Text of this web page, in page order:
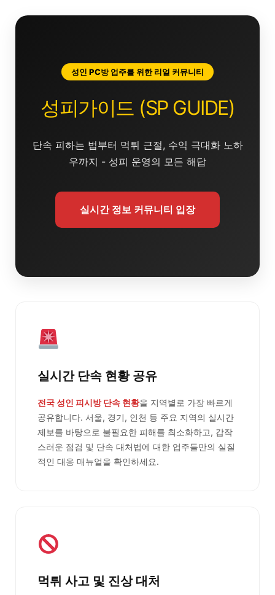
성인 PC방 업주를 위한 리얼 커뮤니티
성피가이드 (SP GUIDE)
단속 피하는 법부터 먹튀 근절, 수익 극대화 노하
우까지 - 성피 운영의 모든 해답
실시간 정보 커뮤니티 입장
실시간 단속 현황 공유
전국 성인 피시방 단속 현황을 지역별로 가장 빠르게
공유합니다. 서울, 경기, 인천 등 주요 지역의 실시간
제보를 바탕으로 불필요한 피해를 최소화하고, 갑작
스러운 점검 및 단속 대처법에 대한 업주들만의 실질
적인 대응 매뉴얼을 확인하세요.
먹튀 사고 및 진상 대처